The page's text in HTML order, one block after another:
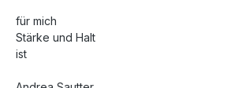
für mich
Stärke und Halt
ist